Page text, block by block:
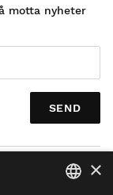
motta nyheter
SEND
×